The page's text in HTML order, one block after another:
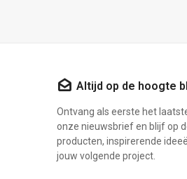
Altijd op de hoogte
Ontvang als eerste het
onze nieuwsbrief en blijf op
producten, inspirerende
jouw volgende project.